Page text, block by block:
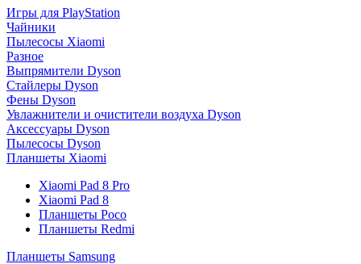
Игры для PlayStation
Чайники
Пылесосы Xiaomi
Разное
Выпрямители Dyson
Стайлеры Dyson
Фены Dyson
Увлажнители и очистители воздуха Dyson
Аксессуары Dyson
Пылесосы Dyson
Планшеты Xiaomi
Xiaomi Pad 8 Pro
Xiaomi Pad 8
Планшеты Poco
Планшеты Redmi
Планшеты Samsung